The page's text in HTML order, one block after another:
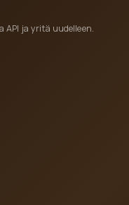
API ja yritä uudelleen.